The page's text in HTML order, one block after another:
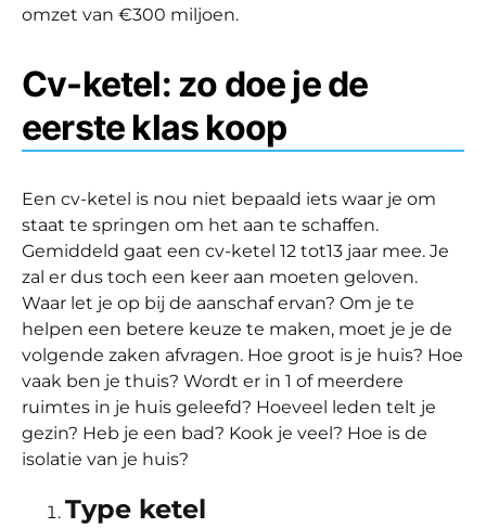
omzet van €300 miljoen.
Cv-ketel: zo doe je de
eerste klas koop
Een cv-ketel is nou niet bepaald iets waar je om
staat te springen om het aan te schaffen.
Gemiddeld gaat een cv-ketel 12 tot13 jaar mee. Je
zal er dus toch een keer aan moeten geloven.
Waar let je op bij de aanschaf ervan? Om je te
helpen een betere keuze te maken, moet je je de
volgende zaken afvragen. Hoe groot is je huis? Hoe
vaak ben je thuis? Wordt er in 1 of meerdere
ruimtes in je huis geleefd? Hoeveel leden telt je
gezin? Heb je een bad? Kook je veel? Hoe is de
isolatie van je huis?
Type ketel